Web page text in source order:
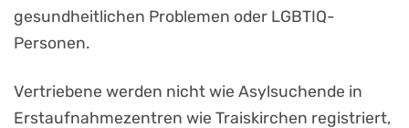
gesundheitlichen Problemen oder LGBTIQ-
Personen.
Vertriebene werden nicht wie Asylsuchende in
Erstaufnahmezentren wie Traiskirchen registriert,